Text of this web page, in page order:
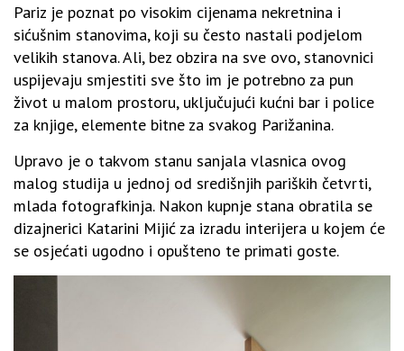
Pariz je poznat po visokim cijenama nekretnina i
sićušnim stanovima, koji su često nastali podjelom
velikih stanova. Ali, bez obzira na sve ovo, stanovnici
uspijevaju smjestiti sve što im je potrebno za pun
život u malom prostoru, uključujući kućni bar i police
za knjige, elemente bitne za svakog Parižanina.
Upravo je o takvom stanu sanjala vlasnica ovog
malog studija u jednoj od središnjih pariških četvrti,
mlada fotografkinja. Nakon kupnje stana obratila se
dizajnerici Katarini Mijić za izradu interijera u kojem će
se osjećati ugodno i opušteno te primati goste.